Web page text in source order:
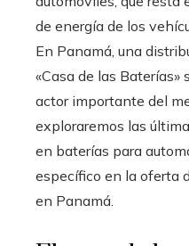
de energía de los
En Panamá, una
«Casa de las
actor importante del
exploraremos las
en baterías para
específico en la oferta
en Panamá.